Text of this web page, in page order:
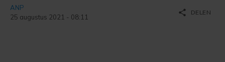
ANP
25 augustus 2021 - 08:11
share DELEN